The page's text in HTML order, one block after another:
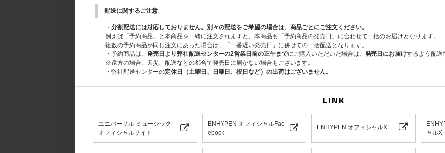
※来日記念ラッキードロー対象商品販売ページ以外からご購
ントの先着特典の対象にはなりませんのでご注意ください。
■参加方法
「来日記念ラッキードロー対象商品」をご予約(ご決済完了)
お申込み作業は必要ございません。
につき、2点までご購入可能です。
枚をランダムでプレゼントいたします。(例：単品2枚購入で
配送に関するご注意
・ 分割配送には対応しておりません。別々の配送をご希望の場合は、商品ごとにご注文ください。
例えば「予約商品」と本商品を一緒に注文されますと、本商品も「予約商品の発売日」に合わせて一括のお届けとなります。
複数の予約商品が同じ注文にあった場合は、「一番遅い発売日」に併せての一括配送となります。
・予約商品は、 発売日より弊社配送センターの2営業日前の正午までにご購入いただいた場合は、 発売日にお届けするよう配送
※遠方の場合、天災、配送などの都合で発売日に届かない場合もございます。
・弊社配送センターの定休日（土曜日、日曜日、祝日など）の出荷はございません。
LINK
ユニバーサル ミュージック
オフィシャルサイト
ENHYPEN オフィシャルFac
ebook
ENHYPEN オフィシャルX
ャルX